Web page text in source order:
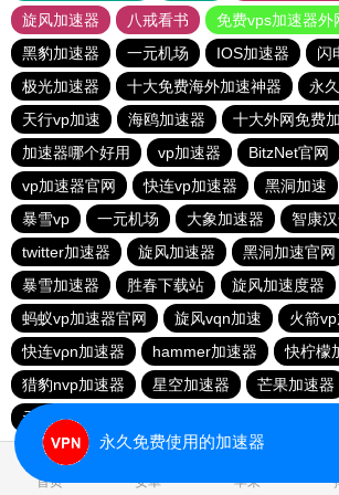
旋风加速器
八戒看书
免费vps加速器外
黑豹加速器
一元机场 IOS加速器
闪
极光加速器
十大免费海外加速神器
永
天行vp加速
海鸥加速器
十大外网免费
加速器哪个好用
vp加速器 BitzNet官网
vp加速器官网
快连vp加速器 黑洞加速
暴雪vp
一元机场 大象加速器
智康
twitter加速器
旋风加速器 黑洞加速官网
暴雪加速器
胜春下载站
旋风加速度器
蚂蚁vp加速器官网
旋风vqn加速
火箭
快连vρn加速器
hammer加速器
快柠檬
猎豹nvp加速器
星空加速器 芒果加速器
元链加速器
首页 安卓 苹果
永久免费使用的加速器